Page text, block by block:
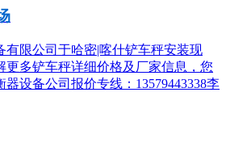
有限公司于哈密|喀什铲车秤安装现
更多铲车秤详细价格及厂家信息，您
设备公司报价专线：13579443338李